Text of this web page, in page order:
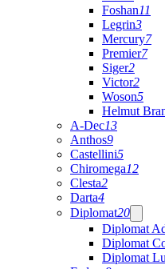
Foshan11
Legrin3
Mercury7
Premier7
Siger2
Victor2
Woson5
Helmut
A-Dec13
Anthos9
Castellini5
Chiromega12
Clesta2
Darta4
Diplomat20
Diplomat
Diplomat
Diplomat